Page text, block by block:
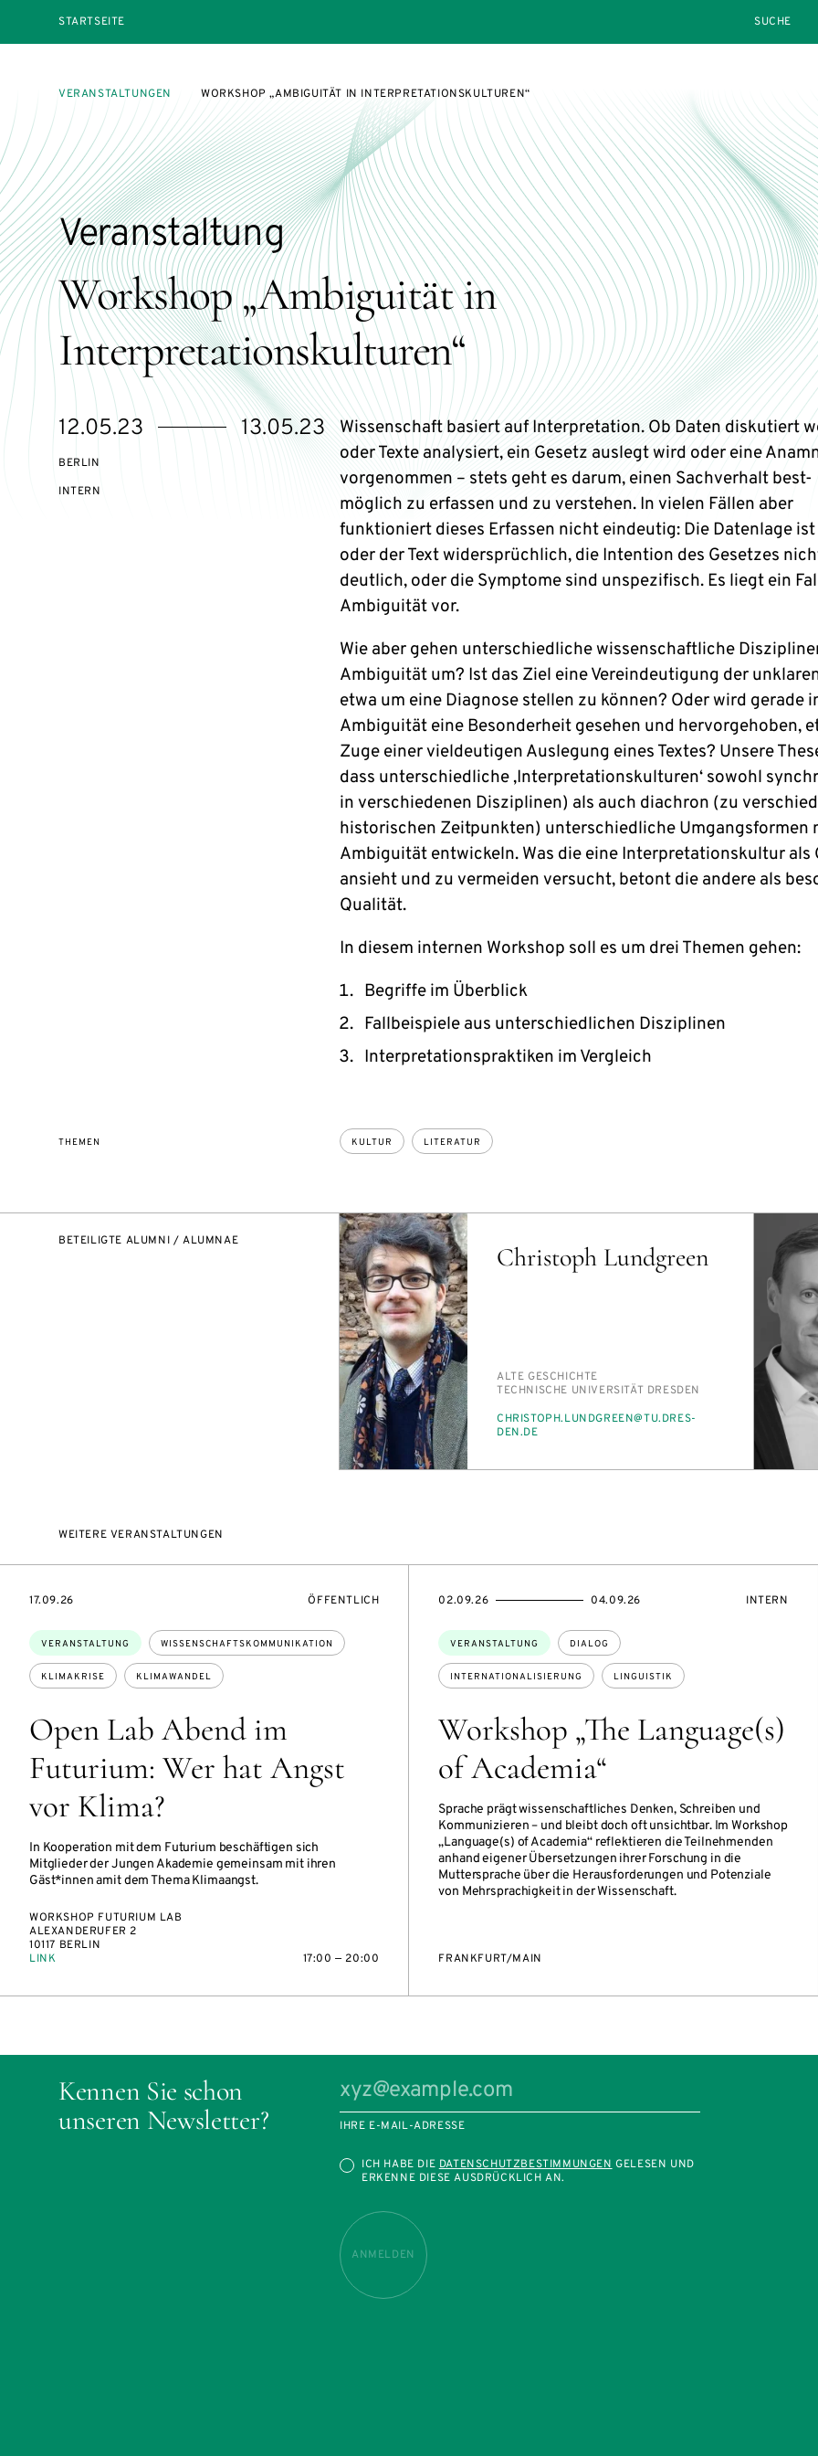
STARTSEITE
VERANSTALTUNGEN WORKSHOP „AMBIGUITÄT IN INTERPRETATIONSKULTUREN“
Workshop „Ambiguität in
Interpretationskulturen“
Veranstaltung
eventBeginsOn
12.05.23
eventEndsOn 13.05.23
BERLIN
VERANSTALTUNGSZUGANG:
INTERN
Wissenschaft basiert auf Interpretation. Ob Daten diskutiert
oder Texte analysiert, ein Gesetz auslegt wird oder eine
vorgenommen – stets geht es darum, einen Sachverhalt best-
möglich zu erfassen und zu verstehen. In vielen Fällen aber
funktioniert dieses Erfassen nicht eindeutig: Die Datenlage
oder der Text widersprüchlich, die Intention des Gesetzes
deutlich, oder die Symptome sind unspezifisch. Es liegt ein
Ambiguität vor.
Wie aber gehen unterschiedliche wissenschaftliche
Ambiguität um? Ist das Ziel eine Vereindeutigung der
etwa um eine Diagnose stellen zu können? Oder wird gerade
Ambiguität eine Besonderheit gesehen und hervorgehoben,
Zuge einer vieldeutigen Auslegung eines Textes? Unsere
dass unterschiedliche ‚Interpretationskulturen‘ sowohl
in verschiedenen Disziplinen) als auch diachron (zu
historischen Zeitpunkten) unterschiedliche Umgangsformen
Ambiguität entwickeln. Was die eine Interpretationskultur als
ansieht und zu vermeiden versucht, betont die andere als
Qualität.
In diesem internen Workshop soll es um drei Themen gehen:
Begriffe im Überblick
Fallbeispiele aus unterschiedlichen Disziplinen
Interpretationspraktiken im Vergleich
THEMEN KULTUR LITERATUR
BETEILIGTE ALUMNI / ALUMNAE
Christoph Lundgreen
PERSON_RESEARCH_SUBJECT
AL­TE GE­SCHICH­TE
INSTITUTION
TECH­NI­SCHE UNI­VER­SI­TÄT DRES­DEN
E-
MAIL
CHRIS­TOPH.LUND­GREEN@TU.DRES­
DEN.DE
WEITERE VERANSTALTUNGEN
Open Lab Abend im
Futurium: Wer hat Angst
vor Klima?
In Kooperation mit dem Futurium beschäftigen sich
Mitglieder der Jungen Akademie gemeinsam mit ihren
Gäst*innen amit dem Thema Klimaangst.
Themen:
VERANSTALTUNG WISSENSCHAFTSKOMMUNIKATION
KLIMAKRISE KLIMAWANDEL
EVENTBEGINSON
17.09.26 VERANSTALTUNGSZUGANG:
ÖFFENTLICH
WORKSHOP FUTURIUM LAB
ALEXANDERUFER 2
10117 BERLIN
LINK
17:00 — 20:00
Workshop „The Language(s)
of Academia“
Sprache prägt wissenschaftliches Denken, Schreiben und
Kommunizieren – und bleibt doch oft unsichtbar. Im Workshop
„Language(s) of Academia“ reflektieren die Teilnehmenden
anhand eigener Übersetzungen ihrer Forschung in die
Muttersprache über die Herausforderungen und Potenziale
von Mehrsprachigkeit in der Wissenschaft.
Themen:
VERANSTALTUNG DIALOG
INTERNATIONALISIERUNG LINGUISTIK
EVENTBEGINSON
02.09.26
EVENTENDSON 04.09.26 INTERN
FRANKFURT/MAIN
Kennen Sie schon
unseren Newsletter?
IHRE E-MAIL-ADRESSE
ICH HABE DIEDATENSCHUTZBESTIMMUNGENGELESEN UND
ERKENNE DIESE AUSDRÜCKLICH AN.
ANMELDEN